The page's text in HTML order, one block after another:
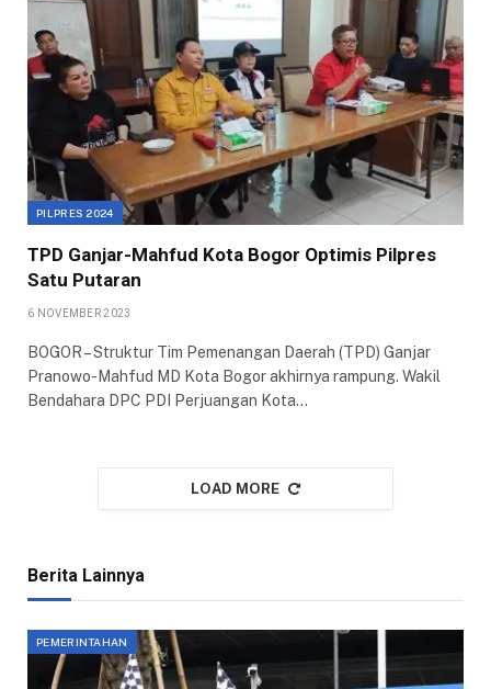
PILPRES 2024
TPD Ganjar-Mahfud Kota Bogor Optimis Pilpres
Satu Putaran
6 NOVEMBER 2023
BOGOR – Struktur Tim Pemenangan Daerah (TPD) Ganjar
Pranowo-Mahfud MD Kota Bogor akhirnya rampung. Wakil
Bendahara DPC PDI Perjuangan Kota…
LOAD MORE
Berita Lainnya
PEMERINTAHAN